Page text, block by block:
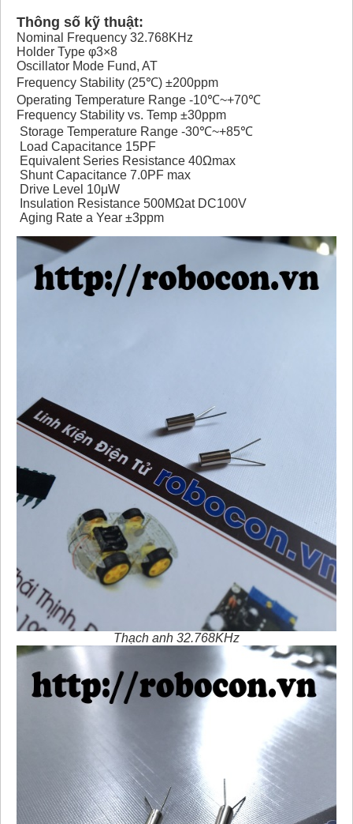
Thông số kỹ thuật:
Nominal Frequency 32.768KHz
Holder Type φ3×8
Oscillator Mode Fund, AT
Frequency Stability (25℃) ±200ppm
Operating Temperature Range -10℃~+70℃
Frequency Stability vs. Temp ±30ppm
Storage Temperature Range -30℃~+85℃
Load Capacitance 15PF
Equivalent Series Resistance 40Ωmax
Shunt Capacitance 7.0PF max
Drive Level 10μW
Insulation Resistance 500MΩat DC100V
Aging Rate a Year ±3ppm
Thạch anh 32.768KHz